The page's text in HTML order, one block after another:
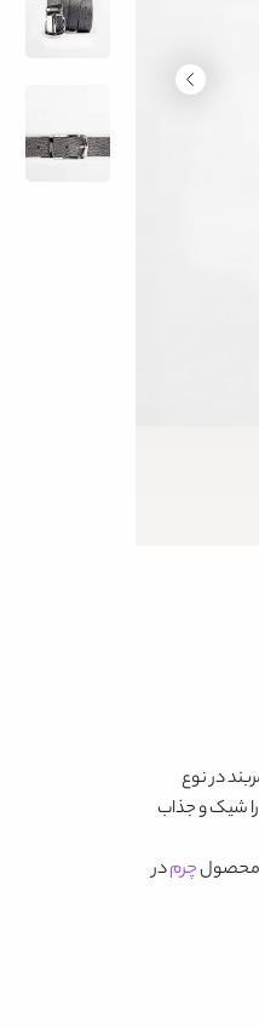
در نوع
شیک و جذاب
محصولچرمدر